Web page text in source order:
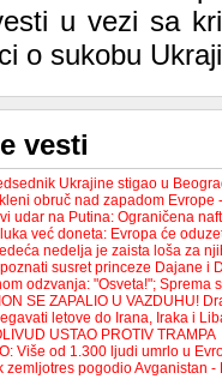
u vezi sa
o sukobu
vesti
Ukrajine stigao u
obruč nad zapadom Evrope
udar na Putina: Ograničena
već doneta: Evropa će
nedelja je zaista loša za
susret princeze Dajane i
odzvanja: "Osveta!"; Sprema
SE ZAPALIO U VAZDUHU!
letove do Irana, Iraka i
USTAO PROTIV TRAMPA
Više od 1.300 ljudi umrlo u
zemljotres pogodio Avganistan